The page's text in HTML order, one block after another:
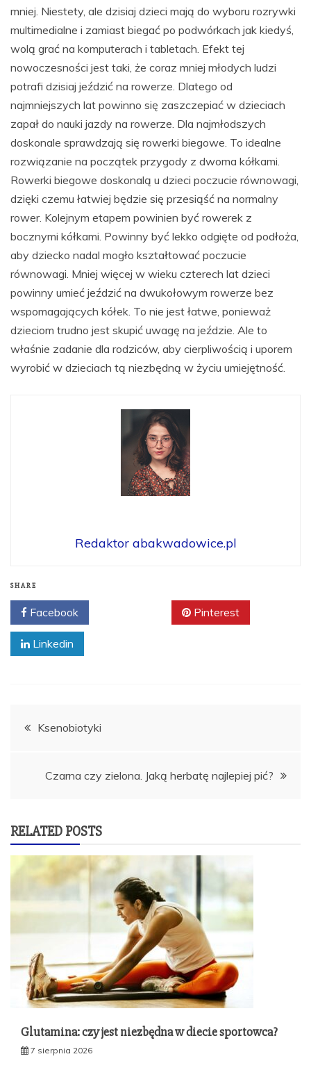
mniej. Niestety, ale dzisiaj dzieci mają do wyboru rozrywki
multimedialne i zamiast biegać po podwórkach jak kiedyś,
wolą grać na komputerach i tabletach. Efekt tej
nowoczesności jest taki, że coraz mniej młodych ludzi
potrafi dzisiaj jeździć na rowerze. Dlatego od
najmniejszych lat powinno się zaszczepiać w dzieciach
zapał do nauki jazdy na rowerze. Dla najmłodszych
doskonale sprawdzają się rowerki biegowe. To idealne
rozwiązanie na początek przygody z dwoma kółkami.
Rowerki biegowe doskonalą u dzieci poczucie równowagi,
dzięki czemu łatwiej będzie się przesiąść na normalny
rower. Kolejnym etapem powinien być rowerek z
bocznymi kółkami. Powinny być lekko odgięte od podłoża,
aby dziecko nadal mogło kształtować poczucie
równowagi. Mniej więcej w wieku czterech lat dzieci
powinny umieć jeździć na dwukołowym rowerze bez
wspomagających kółek. To nie jest łatwe, ponieważ
dzieciom trudno jest skupić uwagę na jeździe. Ale to
właśnie zadanie dla rodziców, aby cierpliwością i uporem
wyrobić w dzieciach tą niezbędną w życiu umiejętność.
Redaktor abakwadowice.pl
SHARE
Facebook Pinterest
Linkedin
Nawigacja
Ksenobiotyki
Czarna czy zielona. Jaką herbatę najlepiej pić?
RELATED POSTS
Glutamina: czy jest niezbędna w diecie sportowca?
7 sierpnia 2026